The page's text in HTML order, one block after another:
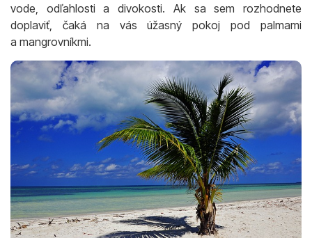
vode, odľahlosti a divokosti. Ak sa sem rozhodnete
doplaviť, čaká na vás úžasný pokoj pod palmami
a mangrovníkmi.